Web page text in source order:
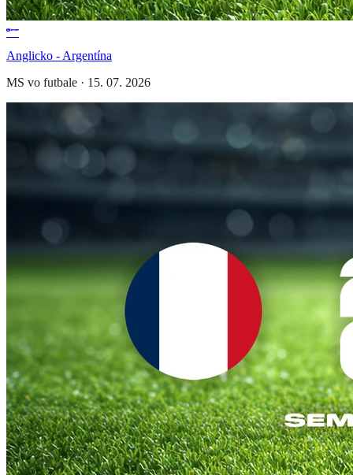
Anglicko - Argentína
MS vo futbale · 15. 07. 2026